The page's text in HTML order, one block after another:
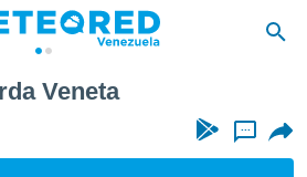
Veneta
...